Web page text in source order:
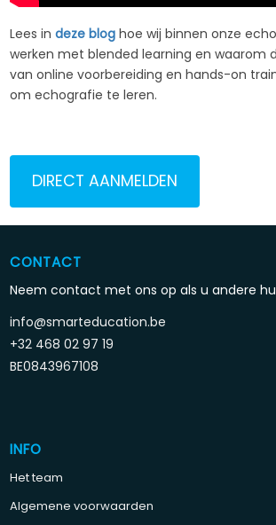
Lees indeze blog hoe wij binnen onze
werken met blended learning en waarom
van online voorbereiding en hands-on
om echografie te leren.
DIRECT AANMELDEN
CONTACT
Neem contact met ons op als u andere
info@smarteducation.be
+32 468 02 97 19
BE0843967108
INFO
Het team
Algemene voorwaarden